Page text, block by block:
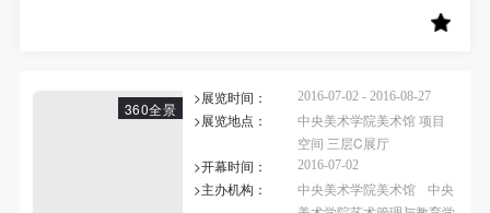
360全景
>展览时间： 2016-07-02 - 2016-08-27
>展览地点：
中央美术学院美术馆 项目
空间 三层C展厅
>开幕时间：
2016-07-02
>主办机构： 中央美术学院美术馆
中央
动）的涉及本人的图像、照片、文字、著作、活动成
它数字媒体形式公开出版，并同意编入《中国知识资
源总库》《中央美术学院资料库》《中央美术学院美
术馆资料库》等相关资料、文献、档案机构和平台，
在中央美术学院中使用和在互联网上传播，同意按相
动）的涉及本人的图像、照片、文字、著作、活动成
它数字媒体形式公开出版，并同意编入《中国知识资
源总库》《中央美术学院资料库》《中央美术学院美
术馆资料库》等相关资料、文献、档案机构和平台，
在中央美术学院中使用和在互联网上传播，同意按相
动）的涉及本人的图像、照片、文字、著作、活动成
它数字媒体形式公开出版，并同意编入《中国知识资
源总库》《中央美术学院资料库》《中央美术学院美
术馆资料库》等相关资料、文献、档案机构和平台，
在中央美术学院中使用和在互联网上传播，同意按相